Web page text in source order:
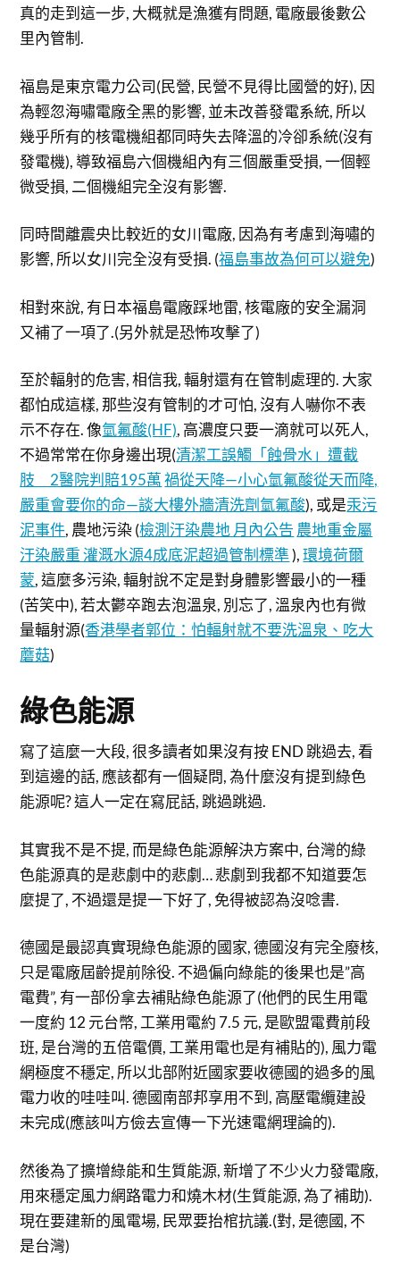
真的走到這一步, 大概就是漁獲有問題, 電廠最後數公
里內管制.
福島是東京電力公司(民營, 民營不見得比國營的好), 因
為輕忽海嘯電廠全黑的影響, 並未改善發電系統, 所以
幾乎所有的核電機組都同時失去降溫的冷卻系統(沒有
發電機), 導致福島六個機組內有三個嚴重受損, 一個輕
微受損, 二個機組完全沒有影響.
同時間離震央比較近的女川電廠, 因為有考慮到海嘯的
影響, 所以女川完全沒有受損. (福島事故為何可以避免)
相對來說, 有日本福島電廠踩地雷, 核電廠的安全漏洞
又補了一項了.(另外就是恐怖攻擊了)
至於輻射的危害, 相信我, 輻射還有在管制處理的. 大家
都怕成這樣, 那些沒有管制的才可怕, 沒有人嚇你不表
示不存在. 像氫氟酸(HF), 高濃度只要一滴就可以死人,
不過常常在你身邊出現(清潔工誤觸「蝕骨水」遭截
肢 2醫院判賠195萬 禍從天降—小心氫氟酸從天而降,
嚴重會要你的命—談大樓外牆清洗劑氫氟酸), 或是汞污
泥事件, 農地污染 (檢測汙染農地 月內公告 農地重金屬
汙染嚴重 灌溉水源4成底泥超過管制標準),環境荷爾
蒙, 這麼多污染, 輻射說不定是對身體影響最小的一種
(苦笑中), 若太鬱卒跑去泡溫泉, 別忘了, 溫泉內也有微
量輻射源(香港學者郭位：怕輻射就不要洗溫泉、吃大
蘑菇)
綠色能源
寫了這麼一大段, 很多讀者如果沒有按 END 跳過去, 看
到這邊的話, 應該都有一個疑問, 為什麼沒有提到綠色
能源呢? 這人一定在寫屁話, 跳過跳過.
其實我不是不提, 而是綠色能源解決方案中, 台灣的綠
色能源真的是悲劇中的悲劇… 悲劇到我都不知道要怎
麼提了, 不過還是提一下好了, 免得被認為沒唸書.
德國是最認真實現綠色能源的國家, 德國沒有完全廢核,
只是電廠屆齡提前除役. 不過偏向綠能的後果也是”高
電費”, 有一部份拿去補貼綠色能源了(他們的民生用電
一度約 12 元台幣, 工業用電約 7.5 元, 是歐盟電費前段
班, 是台灣的五倍電價, 工業用電也是有補貼的), 風力電
網極度不穩定, 所以北部附近國家要收德國的過多的風
電力收的哇哇叫. 德國南部邦享用不到, 高壓電纜建設
未完成(應該叫方儉去宣傳一下光速電網理論的).
然後為了擴增綠能和生質能源, 新增了不少火力發電廠,
用來穩定風力網路電力和燒木材(生質能源, 為了補助).
現在要建新的風電場, 民眾要抬棺抗議.(對, 是德國, 不
是台灣)